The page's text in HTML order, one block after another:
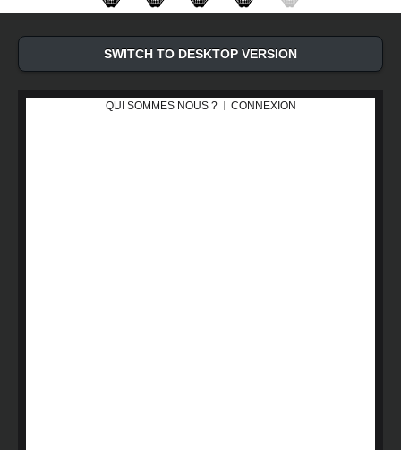
SWITCH TO DESKTOP VERSION
QUI SOMMES NOUS ? CONNEXION